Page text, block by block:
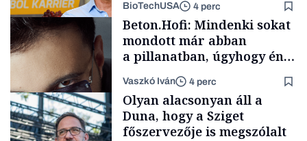
Politika
Content Lab HUB
BioTechUSA 4 perc
Beton.Hofi: Mindenki sokat
mondott már abban
a pillanatban, úgyhogy én
a legsarkosabb
gondolataimat akartam
kimondani
Vaszkó Iván 4 perc
Olyan alacsonyan áll a
Duna, hogy a Sziget
főszervezője is megszólalt